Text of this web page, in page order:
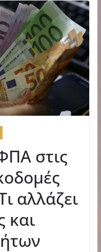
στις
αλλάζει
και